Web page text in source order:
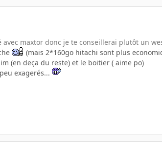
avec maxtor donc je te conseillerai plutôt un
(mais 2*160go hitachi sont plus
(en deça du reste) et le boitier ( aime po)
exagerés...